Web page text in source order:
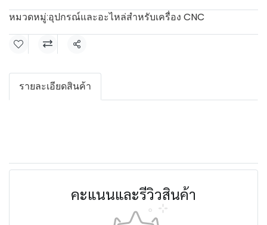
หมวดหมู่:อุปกรณ์และอะไหล่สำหรับเครื่อง CNC
แชร์
รายละเอียดสินค้า
คะแนนและรีวิวสินค้า